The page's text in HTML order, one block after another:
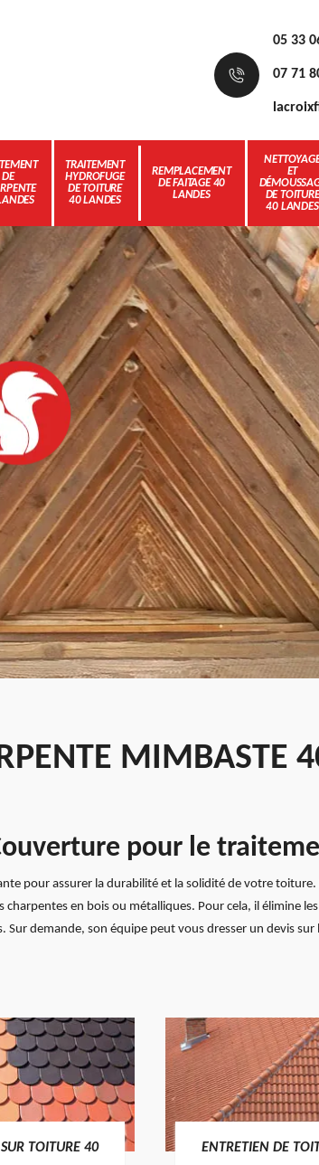
05 33
07 71
DE
TRAITEMENT
HYDROFUGE
DE TOITURE
40 LANDES
REMPLACEMENT
DE FAITAGE 40
LANDES
ET
DE TOITURE
40 LANDES
MIMBASTE
pour le
pour assurer la durabilité et la solidité de votre
en bois ou métalliques. Pour cela, il élimine
demande, son équipe peut vous dresser un devis
TOITURE 40 ENTRETIEN DE